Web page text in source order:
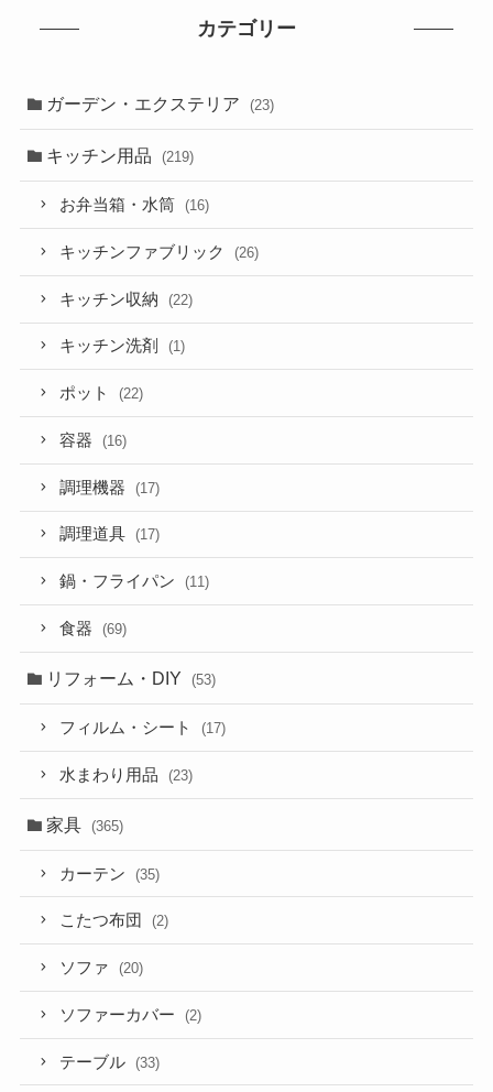
カテゴリー
ガーデン・エクステリア (23)
キッチン用品 (219)
お弁当箱・水筒 (16)
キッチンファブリック (26)
キッチン収納 (22)
キッチン洗剤 (1)
ポット (22)
容器 (16)
調理機器 (17)
調理道具 (17)
鍋・フライパン (11)
食器 (69)
リフォーム・DIY (53)
フィルム・シート (17)
水まわり用品 (23)
家具 (365)
カーテン (35)
こたつ布団 (2)
ソファ (20)
ソファーカバー (2)
テーブル (33)